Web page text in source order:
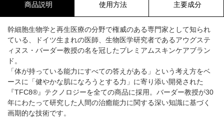
商品説明 使用方法 主要成分
幹細胞生物学と再生医療の分野で権威のある専門家として知られ
ている、ドイツ生まれの医師、生物医学研究者であるアウグステ
ィヌス・バーダー教授の名を冠したプレミアムスキンケアブラン
ド。
「体が持っている能力にすべての答えがある」という考え方をベ
ースに「健やかな肌になろうとする力」に寄り添い開発された
『TFC8®』テクノロジーを全ての商品に採用。バーダー教授が30
年にわたって研究した人間の治癒能力に関する深い知識に基づく
画期的な技術です。